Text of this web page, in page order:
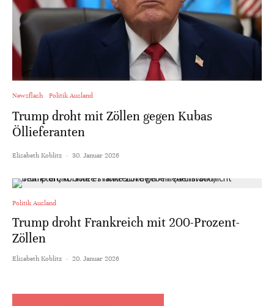
Newsflash Politik Ausland
Trump droht mit Zöllen gegen Kubas
Öllieferanten
Elisabeth Koblitz · 30. Januar 2026
Politik Ausland
Trump droht Frankreich mit 200-Prozent-
Zöllen
Elisabeth Koblitz · 20. Januar 2026